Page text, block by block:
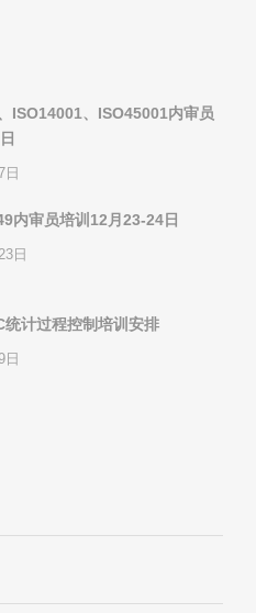
ISO14001、ISO45001内审员
日
内审员培训12月23-24日
日
统计过程控制培训安排
日